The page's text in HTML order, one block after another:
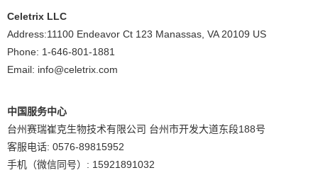
Celetrix LLC
Address:11100 Endeavor Ct 123 Manassas, VA 20109 US
Phone: 1-646-801-1881
Email: info@celetrix.com
中国服务中心
台州赛瑞崔克生物技术有限公司 台州市开发大道东段188号
客服电话: 0576-89815952
手机（微信同号）: 15921891032